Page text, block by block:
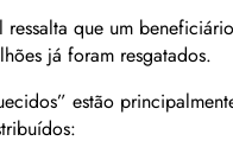
ressalta que um
já foram resgatados.
estão